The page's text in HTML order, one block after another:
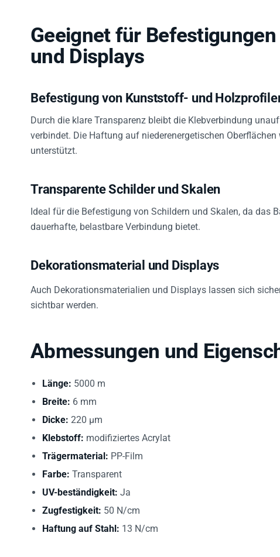
Geeignet für
und Displays
Befestigung von Kunststoff- und
Durch die klare Transparenz bleibt die Klebverbindung
verbindet. Die Haftung auf niederenergetischen
unterstützt.
Transparente Schilder und Skalen
Ideal für die Befestigung von Schildern und Skalen, da das
dauerhafte, belastbare Verbindung bietet.
Dekorationsmaterial und Displays
Auch Dekorationsmaterialien und Displays lassen sich
sichtbar werden.
Abmessungen und
Länge: 5000 m
Breite: 6 mm
Dicke: 220 µm
Klebstoff: modifiziertes Acrylat
Trägermaterial: PP-Film
Farbe: Transparent
UV-beständigkeit:
Ja
Zugfestigkeit: 50 N/cm
Haftung auf Stahl: 13 N/cm